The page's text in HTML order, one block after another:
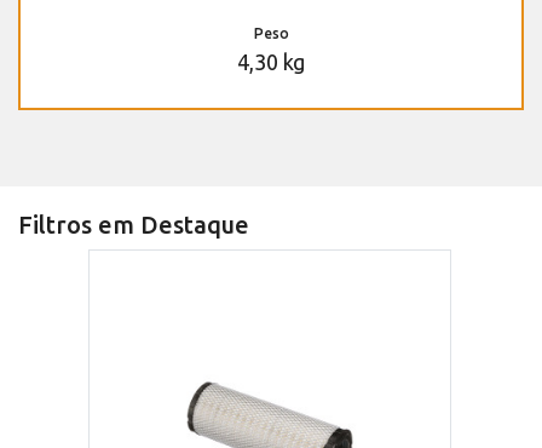
Peso
4,30 kg
Filtros em Destaque